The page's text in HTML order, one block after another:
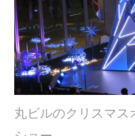
丸ビルのクリスマス